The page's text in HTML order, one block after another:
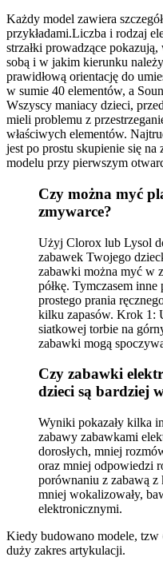
Każdy model zawiera
przykładami.Liczba i rodzaj
strzałki prowadzące
sobą i w jakim kierunku
prawidłową orientację do
w sumie 40 elementów, a
Wszyscy maniacy dzieci,
mieli problemu z
właściwych elementów.
jest po prostu skupienie się
modelu przy pierwszym
Czy można myć
zmywarce?
Użyj Clorox lub Lysol
zabawek Twojego
zabawki można myć w
półkę. Tymczasem
prostego prania
kilku zapasów. Krok 1:
siatkowej torbie na
zabawki mogą
Czy zabawki
dzieci są bardziej
Wyniki pokazały kilka
zabawy zabawkami
dorosłych, mniej
oraz mniej odpowiedzi
porównaniu z zabawą
mniej wokalizowały,
elektronicznymi.
Kiedy budowano modele, tzw
duży zakres artykulacji.